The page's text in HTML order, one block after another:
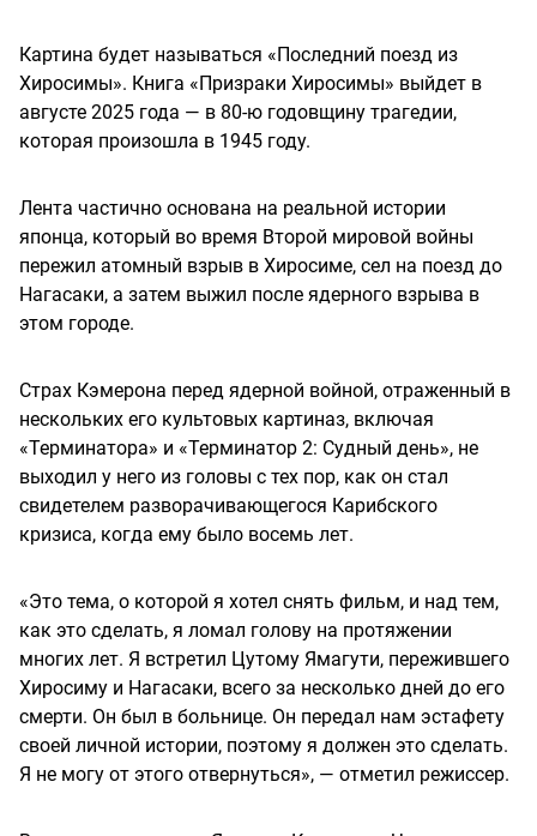
Картина будет называться «Последний поезд из
Хиросимы». Книга «Призраки Хиросимы» выйдет в
августе 2025 года — в 80-ю годовщину трагедии,
которая произошла в 1945 году.
Лента частично основана на реальной истории
японца, который во время Второй мировой войны
пережил атомный взрыв в Хиросиме, сел на поезд до
Нагасаки, а затем выжил после ядерного взрыва в
этом городе.
Страх Кэмерона перед ядерной войной, отраженный в
нескольких его культовых картиназ, включая
«Терминатора» и «Терминатор 2: Судный день», не
выходил у него из головы с тех пор, как он стал
свидетелем разворачивающегося Карибского
кризиса, когда ему было восемь лет.
«Это тема, о которой я хотел снять фильм, и над тем,
как это сделать, я ломал голову на протяжении
многих лет. Я встретил Цутому Ямагути, пережившего
Хиросиму и Нагасаки, всего за несколько дней до его
смерти. Он был в больнице. Он передал нам эстафету
своей личной истории, поэтому я должен это сделать.
Я не могу от этого отвернуться», — отметил режиссер.